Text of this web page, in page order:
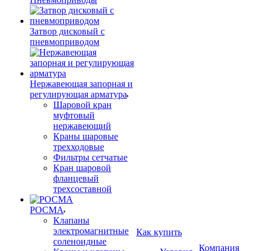
Затвор дисковый с
пневмоприводом
Нержавеющая запорная и
регулирующая арматура
Шаровой кран
муфтовый
нержавеющий
Краны шаровые
трехходовые
Фильтры сетчатые
Кран шаровой
фланцевый
трехсоставной
РОСМА
Клапаны
электромагнитные
соленоидные
Как купить
Компания